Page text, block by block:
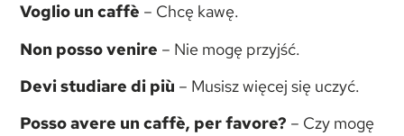
Voglio un caffè – Chcę kawę.
Non posso venire – Nie mogę przyjść.
Devi studiare di più – Musisz więcej się uczyć.
Posso avere un caffè, per favore? – Czy mogę